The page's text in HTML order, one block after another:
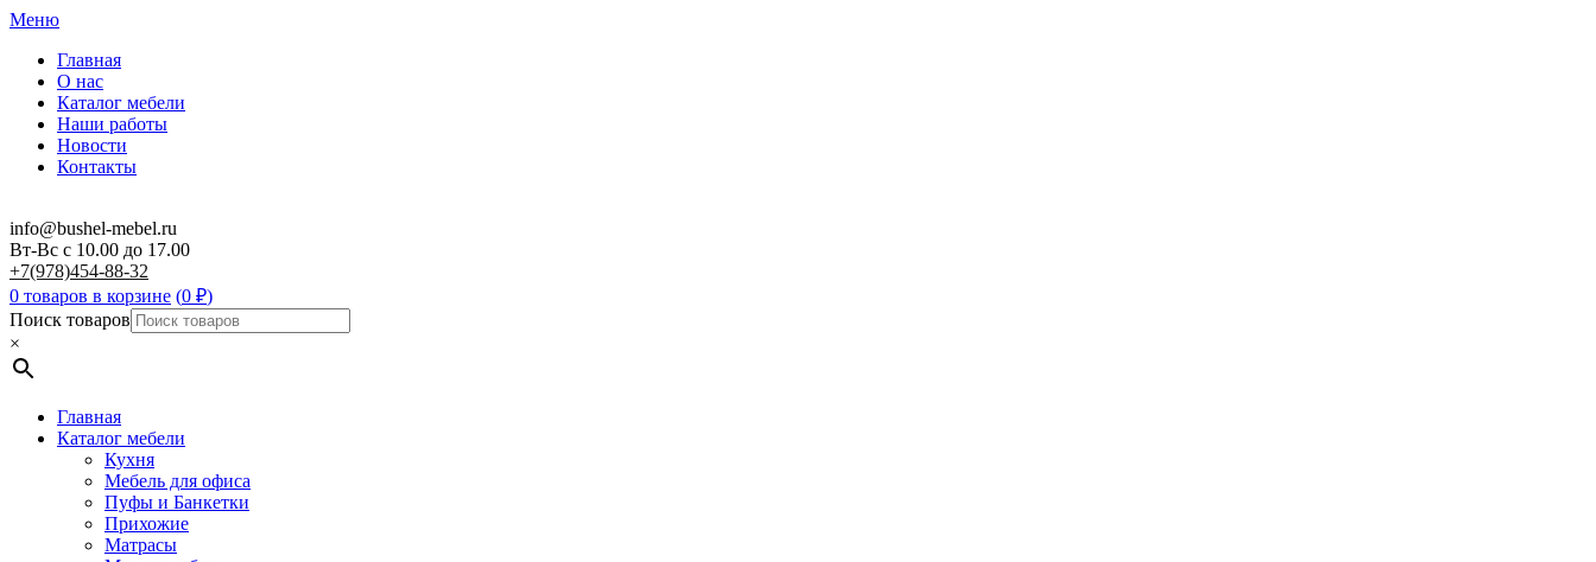
Меню
Главная
О нас
Каталог мебели
Наши работы
Новости
Контакты
info@bushel-mebel.ru
Вт-Вс c 10.00 до 17.00
+7(978)454-88-32
0 товаров в корзине (0 ₽)
Поиск товаров
×
Главная
Каталог мебели
Кухня
Мебель для офиса
Пуфы и Банкетки
Прихожие
Матрасы